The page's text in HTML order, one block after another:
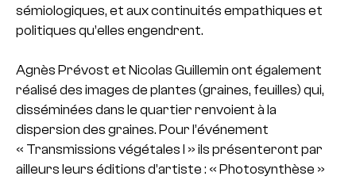
sémiologiques, et aux continuités empathiques et
politiques qu’elles engendrent.
Agnès Prévost et Nicolas Guillemin ont également
réalisé des images de plantes (graines, feuilles) qui,
disséminées dans le quartier renvoient à la
dispersion des graines. Pour l’événement
« Transmissions végétales I » ils présenteront par
ailleurs leurs éditions d’artiste : « Photosynthèse »